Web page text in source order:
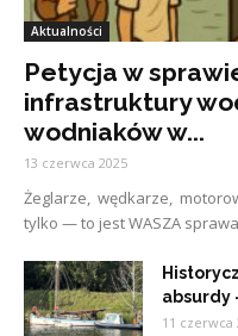
Aktualności
Petycja w
infrastruktury
wodniaków w...
13 czerwca 2025
Żeglarze, wędkarze,
tylko — to jest WASZA
absurdy
11 czerwca